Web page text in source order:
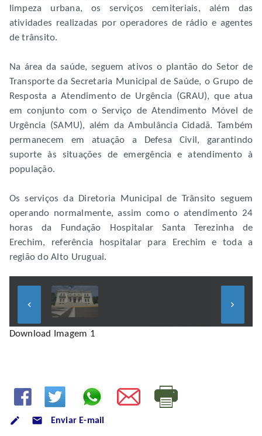
limpeza urbana, os serviços cemiteriais, além das
atividades realizadas por operadores de rádio e agentes
de trânsito.
Na área da saúde, seguem ativos o plantão do Setor de
Transporte da Secretaria Municipal de Saúde, o Grupo de
Resposta a Atendimento de Urgência (GRAU), que atua
em conjunto com o Serviço de Atendimento Móvel de
Urgência (SAMU), além da Ambulância Cidadã. Também
permanecem em atuação a Defesa Civil, garantindo
suporte às situações de emergência e atendimento à
população.
Os serviços da Diretoria Municipal de Trânsito seguem
operando normalmente, assim como o atendimento 24
horas da Fundação Hospitalar Santa Terezinha de
Erechim, referência hospitalar para Erechim e toda a
região do Alto Uruguai.
keyboard_arrow_left keyboard_arrow_right
Download Imagem 1
mode_email Enviar E-mail